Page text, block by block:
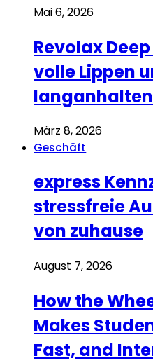
Mai 6, 2026
Revolax
volle Lippen
März 8, 2026
Geschäft
express
stressfreie
von zuhause
August 7, 2026
How the
Makes
Fast, and